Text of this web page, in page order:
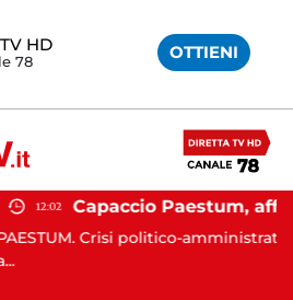
HD
78 OTTIENI
Crisi politico-amministrativa a